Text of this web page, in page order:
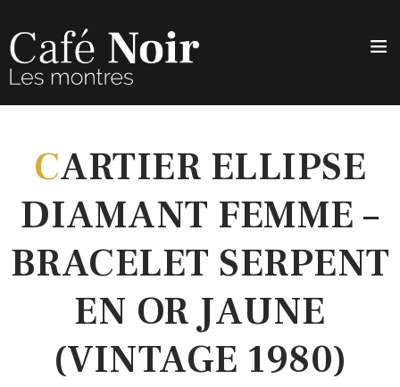
CARTIER ELLIPSE
DIAMANT FEMME –
BRACELET SERPENT
EN OR JAUNE
(VINTAGE 1980)